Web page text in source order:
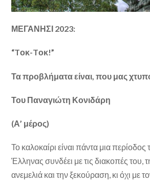
ΜΕΓΑΝΗΣΙ 2023:
“Tοκ-Tοκ!”
Τα προβλήματα είναι, που μας
Του Παναγιώτη Κονιδάρη
(Α’ μέρος)
Το καλοκαίρι είναι πάντα μια περίοδος
Έλληνας συνδέει με τις διακοπές του,
ανεμελιά και την ξεκούραση, κι όχι με